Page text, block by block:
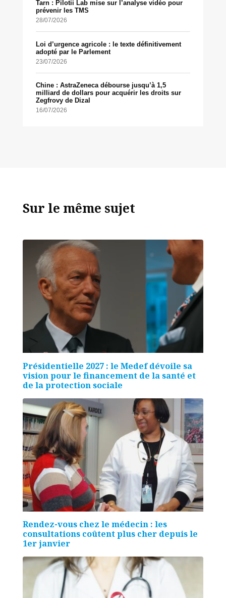
Tarn : Pilotii Lab mise sur l’analyse vidéo pour
prévenir les TMS
28/07/2026
Loi d’urgence agricole : le texte définitivement
adopté par le Parlement
23/07/2026
Chine : AstraZeneca débourse jusqu’à 1,5
milliard de dollars pour acquérir les droits sur
Zegfrovy de Dizal
16/07/2026
Sur le même sujet
Présidentielle 2027 : le Medef dévoile sa
vision pour le financement de la santé et
de la protection sociale
Rendez-vous chez le médecin : les
consultations coûtent plus cher depuis le
1er janvier